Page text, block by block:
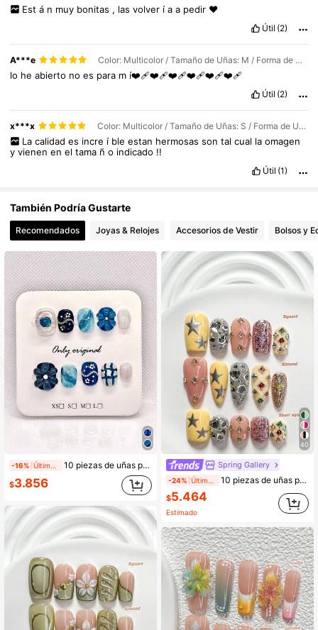
4,89 22K Seguidores
Est á n muy bonitas , las volver í a a pedir ♥️
Útil (2)
A***e Color: Multicolor / Tamaño de Uñas: M / Forma de Uñas: Cuadrado
lo heabierto noes para m í❤️‍🩹❤️‍🩹❤️‍🩹❤️‍🩹❤️‍🩹❤️‍🩹
Útil (2)
x***x Color: Multicolor / Tamaño de Uñas: S / Forma de Uñas: Almendra
La calidad es incre í ble estan hermosas son tal cual la omagen
yvieneneneltama ño indicado !!
Útil (1)
También Podría Gustarte
Recomendados Joyas & Relojes Accesorios de Vestir Bolsos y
-16% 10 piezas de uñas postizas de acrílico cuadradas cortas hechas a mano, set de uñas realistas con flores 3D azul océano, cadena plateada y strass, diseño de degradado de lavado de tinta con remolinos, cuadros y purpurina, uñas puntiagudas reutilizables para manicura de mujer
$3.856
40
Spring Gallery
-24% 10 piezas de uñas postizas de lujo hechas a mano, decoradas con strass de formas redondas, corazones y estrellas de colores, estilo de moda, incluye herramientas para uñas, 3 tamaños disponibles: cuadrado, cuadrado corto, almendra, adecuadas para fiestas, baile, uso diario
$5.464
Estimado